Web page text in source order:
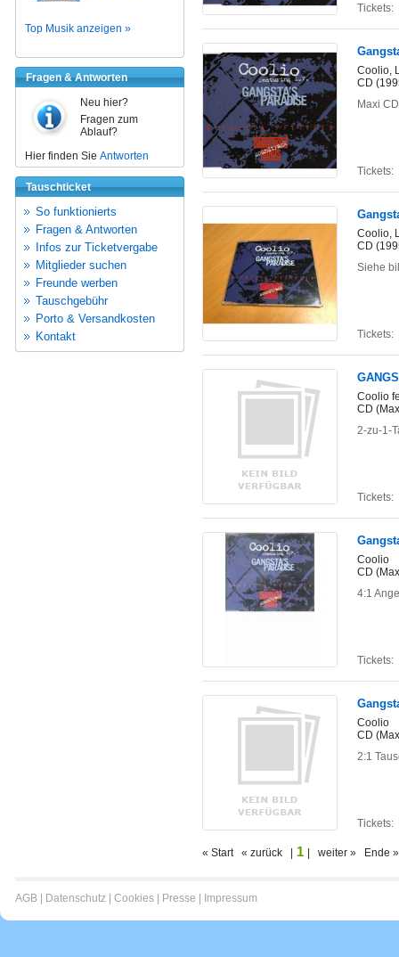
Top Musik anzeigen »
Fragen & Antworten
Neu hier?
Fragen zum
Ablauf?
Hier finden Sie Antworten
Tauschticket
So funktionierts
Fragen & Antworten
Infos zur Ticketvergabe
Mitglieder suchen
Freunde werben
Tauschgebühr
Porto & Versandkosten
Kontakt
Tickets:
Coolio,
CD
Maxi CD
Tickets:
Coolio,
CD
Siehe
Tickets:
Coolio
CD
2-zu-1-
Tickets:
Coolio
CD
4:1
Tickets:
Coolio
CD
2:1
Tickets:
« Start « zurück | 1 | weiter » Ende »
AGB Datenschutz Cookies Presse Impressum